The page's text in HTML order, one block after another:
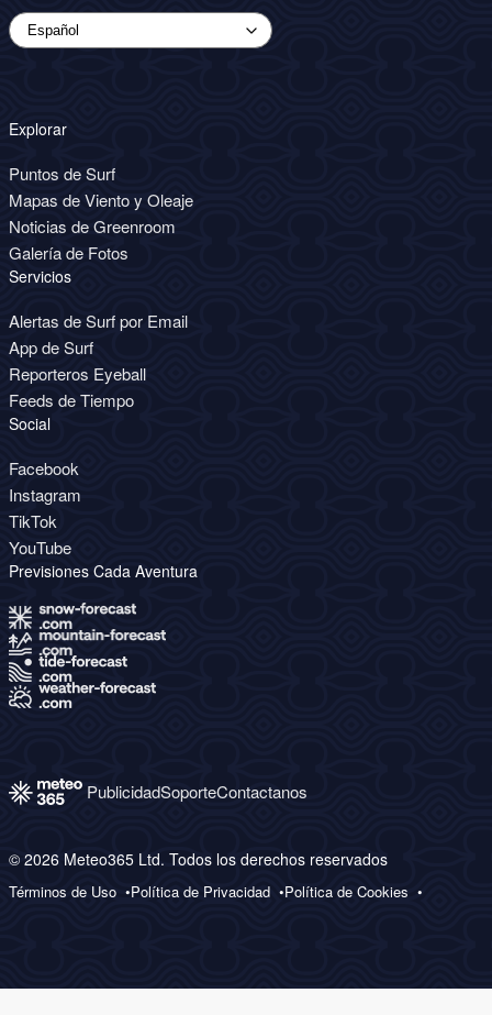
Explorar
Puntos de Surf
Mapas de Viento y Oleaje
Noticias de Greenroom
Galería de Fotos
Servicios
Alertas de Surf por Email
App de Surf
Reporteros Eyeball
Feeds de Tiempo
Social
Facebook
Instagram
TikTok
YouTube
Previsiones Cada Aventura
PublicidadSoporteContactanos
© 2026 Meteo365 Ltd. Todos los derechos reservados
Términos de Uso Política de Privacidad Política de Cookies